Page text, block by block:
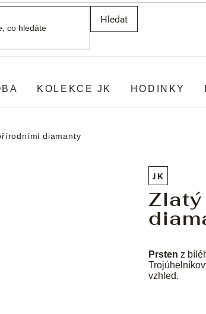
Hledat
KOLEKCE JK HODINKY
diamanty
JK
Prsten z
vzhled.